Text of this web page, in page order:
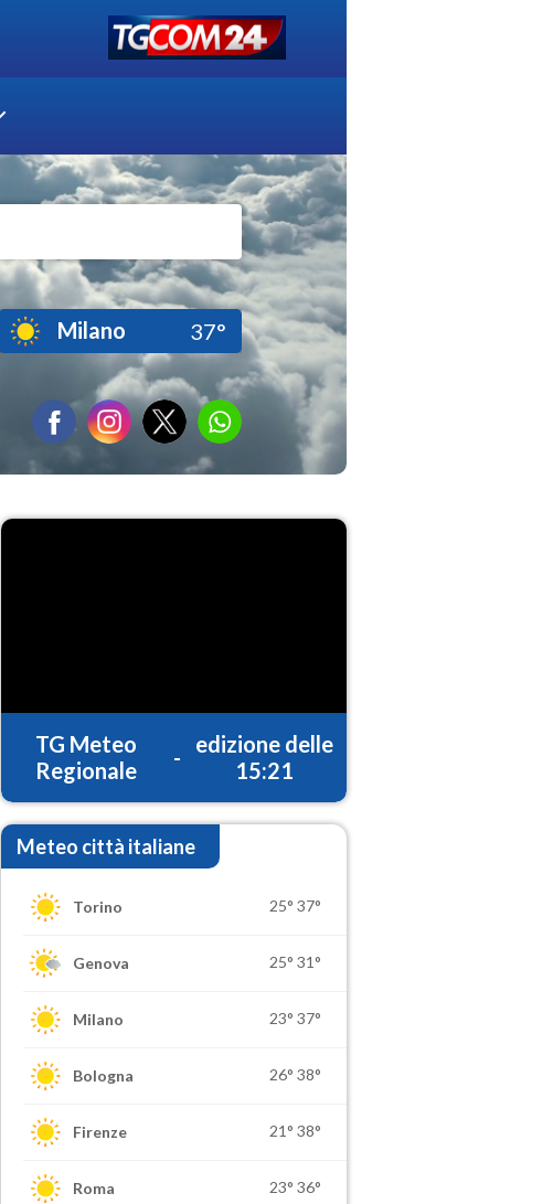
Milano 37°
TG Meteo
Regionale
-
edizione delle
15:21
Meteo città italiane
Torino 25° 37°
Genova 25° 31°
Milano 23° 37°
Bologna 26° 38°
Firenze 21° 38°
Roma 23° 36°